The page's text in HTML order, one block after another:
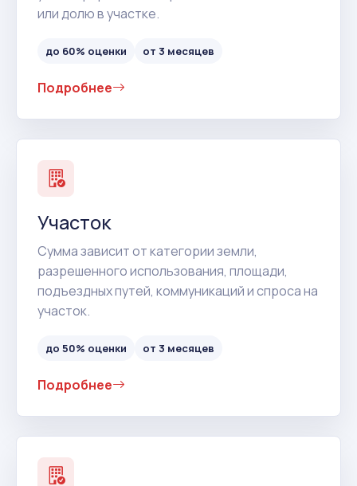
или долю в участке.
до 60% оценки от 3 месяцев
Подробнее
Участок
Сумма зависит от категории земли,
разрешенного использования, площади,
подъездных путей, коммуникаций и спроса на
участок.
до 50% оценки от 3 месяцев
Подробнее